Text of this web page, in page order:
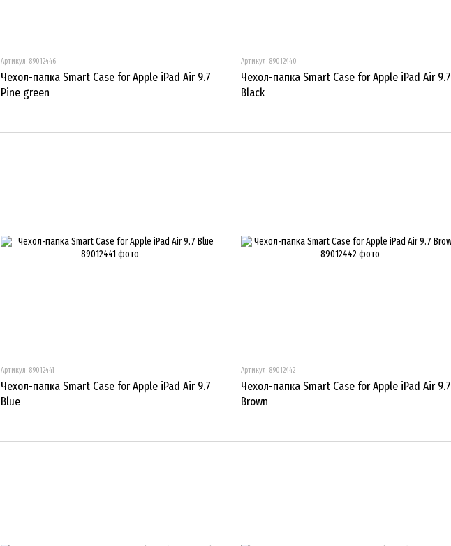
Артикул: 89012446
Чехол-папка Smart Case for Apple iPad Air 9.7
Pine green
Артикул: 89012440
Чехол-папка Smart Case for Apple iPad Air 9.7
Black
Артикул: 89012441
Чехол-папка Smart Case for Apple iPad Air 9.7
Blue
Артикул: 89012442
Чехол-папка Smart Case for Apple iPad Air 9.7
Brown